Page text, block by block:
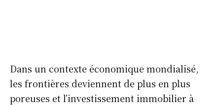
Dans un contexte économique mondialisé,
les frontières deviennent de plus en plus
poreuses et l’investissement immobilier à